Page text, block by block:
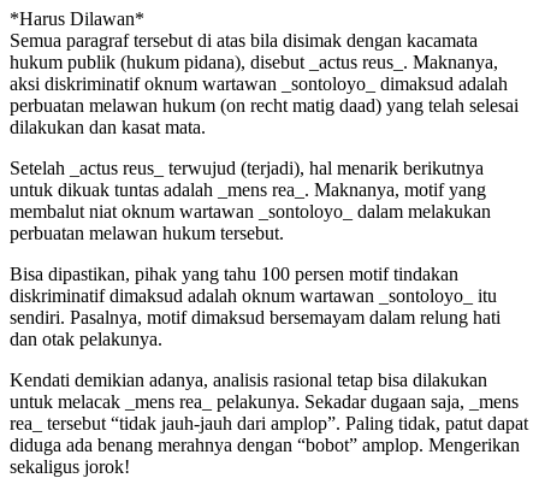
*Harus Dilawan*
Semua paragraf tersebut di atas bila disimak dengan kacamata
hukum publik (hukum pidana), disebut _actus reus_. Maknanya,
aksi diskriminatif oknum wartawan _sontoloyo_ dimaksud adalah
perbuatan melawan hukum (on recht matig daad) yang telah selesai
dilakukan dan kasat mata.
Setelah _actus reus_ terwujud (terjadi), hal menarik berikutnya
untuk dikuak tuntas adalah _mens rea_. Maknanya, motif yang
membalut niat oknum wartawan _sontoloyo_ dalam melakukan
perbuatan melawan hukum tersebut.
Bisa dipastikan, pihak yang tahu 100 persen motif tindakan
diskriminatif dimaksud adalah oknum wartawan _sontoloyo_ itu
sendiri. Pasalnya, motif dimaksud bersemayam dalam relung hati
dan otak pelakunya.
Kendati demikian adanya, analisis rasional tetap bisa dilakukan
untuk melacak _mens rea_ pelakunya. Sekadar dugaan saja, _mens
rea_ tersebut “tidak jauh-jauh dari amplop”. Paling tidak, patut dapat
diduga ada benang merahnya dengan “bobot” amplop. Mengerikan
sekaligus jorok!